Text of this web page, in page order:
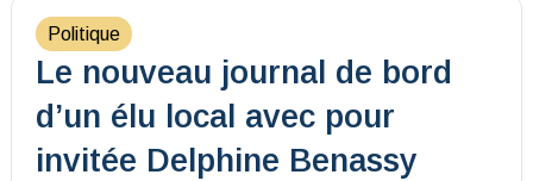
Politique
Le nouveau journal de bord
d’un élu local avec pour
invitée Delphine Benassy